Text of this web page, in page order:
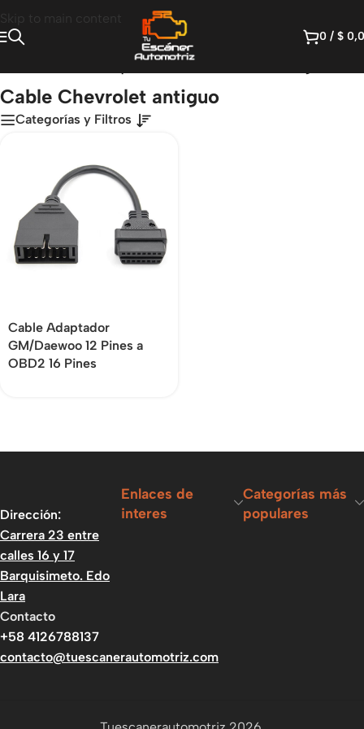
Skip to main content
0 / $
Cable Chevrolet antiguo
Categorías y Filtros
Cable Adaptador
GM/Daewoo 12 Pines a
OBD2 16 Pines
Dirección:
Carrera 23 entre
calles 16 y 17
Barquisimeto. Edo
Lara
Contacto
+58 4126788137
contacto@tuescanerautomotriz.com
Enlaces de
interes
Categorías más
populares